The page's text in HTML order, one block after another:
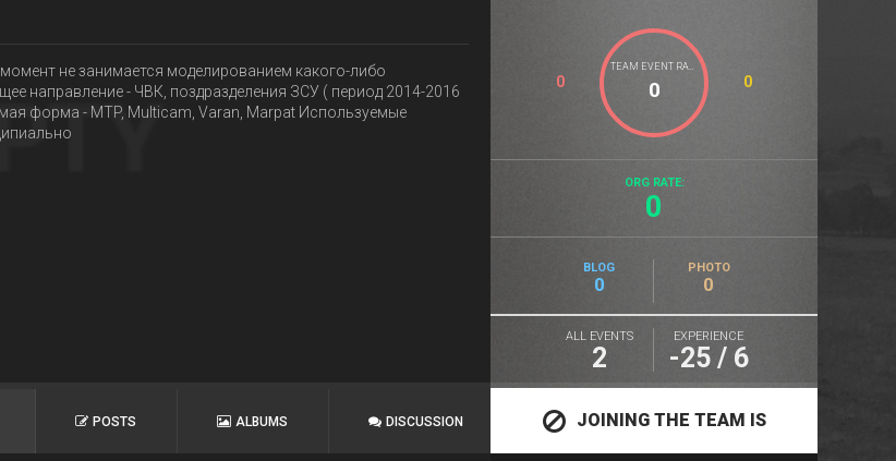
не занимается моделированием какого-либо
направление - ЧВК, поздразделения ЗСУ ( период 2014-2016
форма - MTP, Multicam, Varan, Marpat Используемые
0 0
ORG RATE:
0
BLOG
0
PHOTO
0
ALL EVENTS
2
EXPERIENCE
-25 / 6
POSTS ALBUMS DISCUSSION JOINING THE TEAM IS